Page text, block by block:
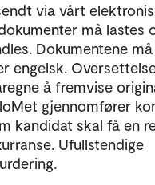
via vårt
må lastes
Dokumentene
engelsk.
å fremvise
gjennomfører
kandidat skal få en
Ufullstendige